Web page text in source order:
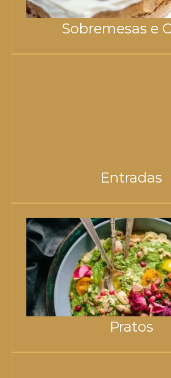
Sobremesas e
Entradas
Pratos